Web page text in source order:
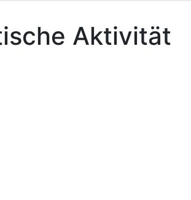
Aktivität